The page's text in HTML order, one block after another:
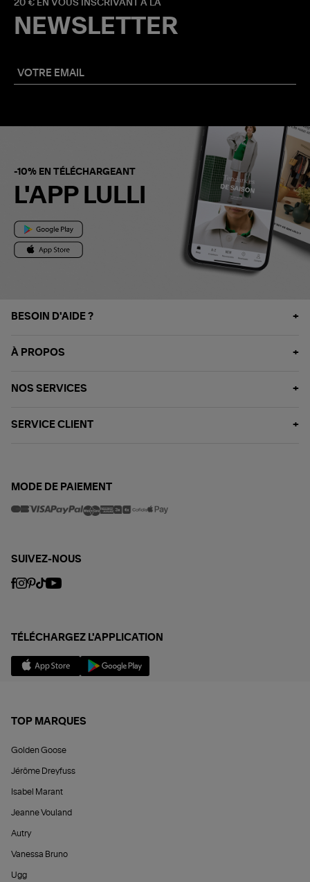
20 € EN VOUS INSCRIVANT À LA
NEWSLETTER
-10% EN TÉLÉCHARGEANT
L'APP LULLI
BESOIN D'AIDE ?
À PROPOS
NOS SERVICES
SERVICE CLIENT
MODE DE PAIEMENT
SUIVEZ-NOUS
TÉLÉCHARGEZ L'APPLICATION
TOP MARQUES
Golden Goose
Jérôme Dreyfuss
Isabel Marant
Jeanne Vouland
Autry
Vanessa Bruno
Ugg